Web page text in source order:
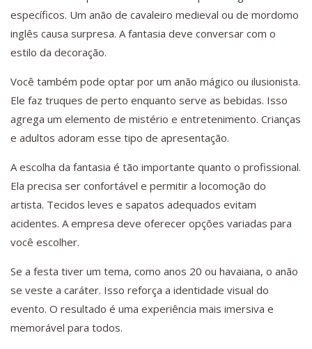
específicos. Um anão de cavaleiro medieval ou de mordomo
inglês causa surpresa. A fantasia deve conversar com o
estilo da decoração.
Você também pode optar por um anão mágico ou ilusionista.
Ele faz truques de perto enquanto serve as bebidas. Isso
agrega um elemento de mistério e entretenimento. Crianças
e adultos adoram esse tipo de apresentação.
A escolha da fantasia é tão importante quanto o profissional.
Ela precisa ser confortável e permitir a locomoção do
artista. Tecidos leves e sapatos adequados evitam
acidentes. A empresa deve oferecer opções variadas para
você escolher.
Se a festa tiver um tema, como anos 20 ou havaiana, o anão
se veste a caráter. Isso reforça a identidade visual do
evento. O resultado é uma experiência mais imersiva e
memorável para todos.